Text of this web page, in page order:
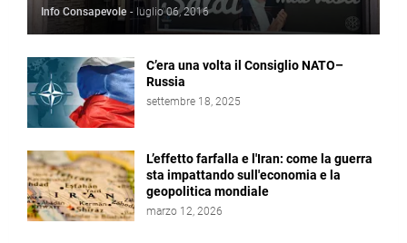
Info Consapevole - luglio 06, 2016
C’era una volta il Consiglio NATO–
Russia
settembre 18, 2025
L’effetto farfalla e l'Iran: come la guerra
sta impattando sull'economia e la
geopolitica mondiale
marzo 12, 2026